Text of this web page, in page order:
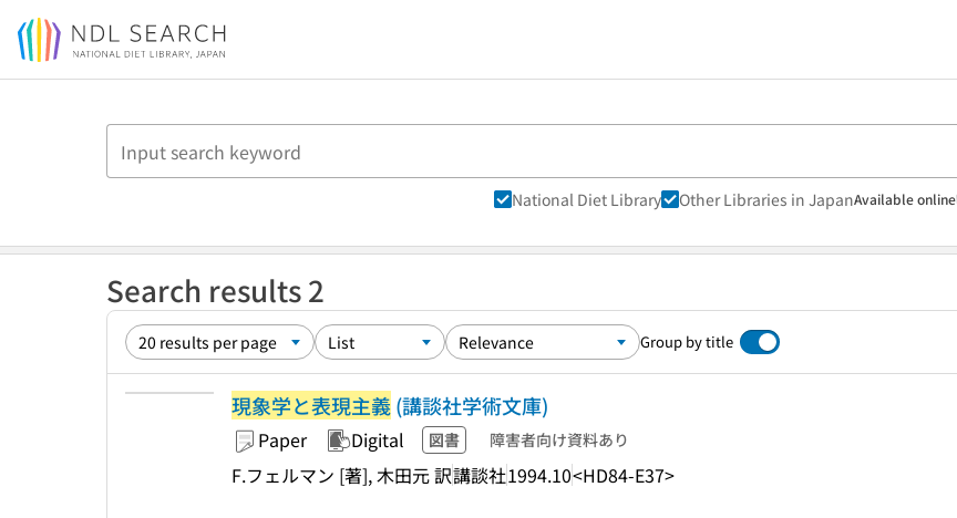
Jump to main content
National Diet Library Other Libraries in JapanAvailable online
Search results 2
Group by title
現象学と表現主義(講談社学術文庫)
Paper Digital 図書 障害者向け資料あり
F.フェルマン [著], 木田元 訳講談社1994.10<HD84-E37>